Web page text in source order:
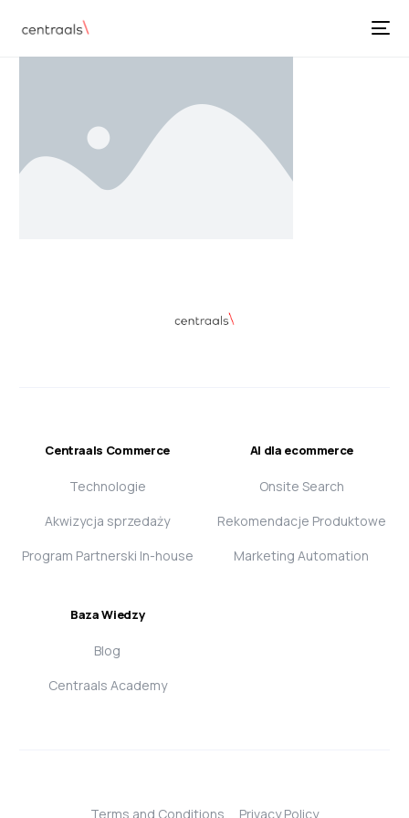
Centraals Commerce
Technologie
Akwizycja sprzedaży
Program Partnerski In-house
AI dla ecommerce
Onsite Search
Rekomendacje Produktowe
Marketing Automation
Baza Wiedzy
Blog
Centraals Academy
Terms and Conditions Privacy Policy